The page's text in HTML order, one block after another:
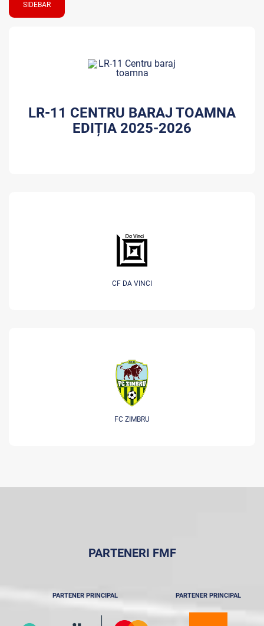
SIDEBAR
LR-11 CENTRU BARAJ TOAMNA
EDIȚIA 2025-2026
CF DA VINCI
FC ZIMBRU
PARTENERI FMF
PARTENER PRINCIPAL PARTENER PRINCIPAL